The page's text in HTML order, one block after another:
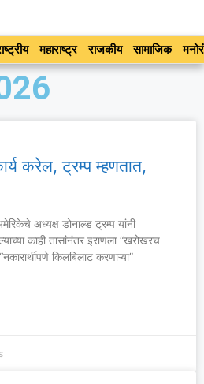
महाराष्ट्र राजकीय सामाजिक
करेल, ट्रम्प म्हणतात,
अध्यक्ष डोनाल्ड ट्रम्प यांनी
काही तासांनंतर इराणला “खरोखरच
किलबिलाट करणाऱ्या”